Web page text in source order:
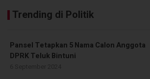
Trending di Politik
Pansel Tetapkan 5 Nama Calon Anggota
DPRK Teluk Bintuni